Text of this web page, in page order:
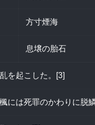
方寸煙海
息壌の胎石
を起こした。[3]
には死罪のかわりに脱